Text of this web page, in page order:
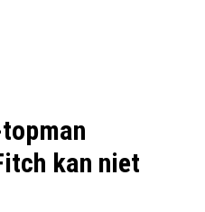
kan niet